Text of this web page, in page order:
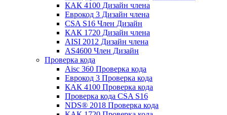
КАК 4100 Дизайн члена
Еврокод 3 Дизайн члена
CSA S16 Член Дизайн
КАК 1720 Дизайн члена
AISI 2012 Дизайн члена
AS4600 Член Дизайн
Проверка кода
Aisc 360 Проверка кода
Еврокод 3 Проверка кода
КАК 4100 Проверка кода
Проверка кода CSA S16
NDS® 2018 Проверка кода